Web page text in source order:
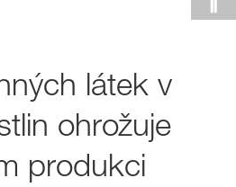
látek v
ohrožuje
produkci